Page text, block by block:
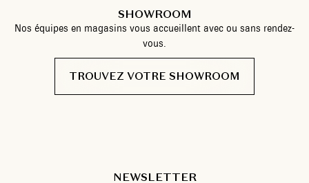
SHOWROOM
Nos équipes en magasins vous accueillent avec ou sans rendez-
vous.
TROUVEZ VOTRE SHOWROOM
NEWSLETTER